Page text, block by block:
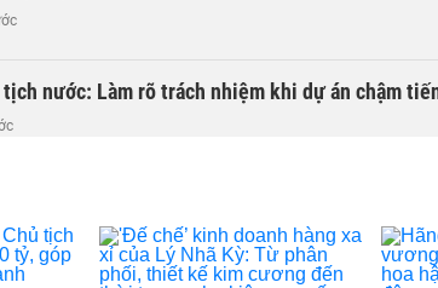
nước: Làm rõ trách nhiệm khi dự án chậm
80.000 tỷ đồng làm đường sắt kết nối Trung